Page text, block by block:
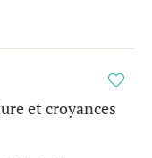
i
et croyances